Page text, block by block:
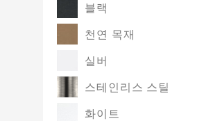
액세서리
블랙
천연 목재
실버
스테인리스 스틸
화이트